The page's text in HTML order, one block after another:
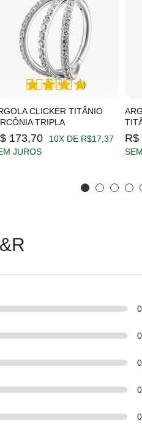
CLICKER TITÂNIO
TRIPLA
(1)
173,70
10X DE R$17,37
JUROS
R$
0
0
0
0
0